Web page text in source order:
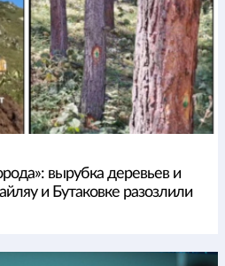
вырубка деревьев и
и Бутаковке разозлили